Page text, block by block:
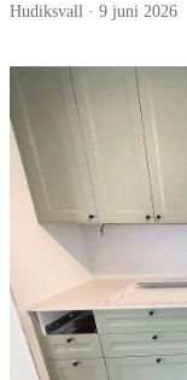
Hudiksvall · 9 juni 2026